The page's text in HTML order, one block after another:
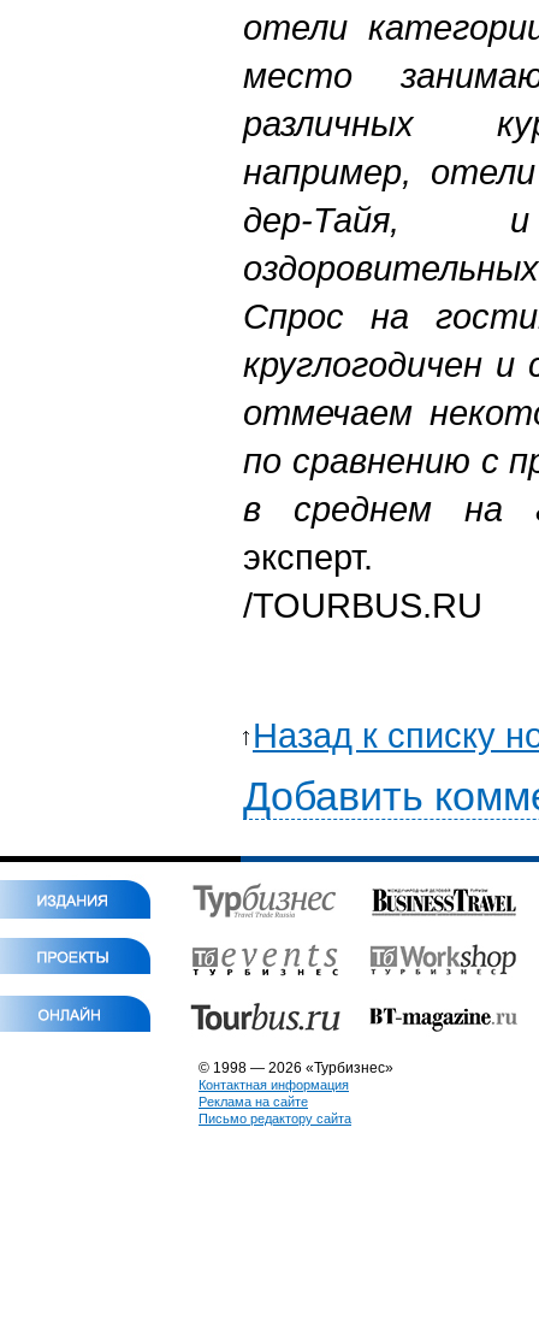
отели
место
различных
например,
дер-
Спрос на
круглогодичен
отмечаем
по сравнению с
в среднем на
эксперт.
/TOURBUS.RU
Назад к списку
Добавить
© 1998 — 2026 «Турбизнес»
Контактная информация
Реклама на сайте
Письмо редактору сайта